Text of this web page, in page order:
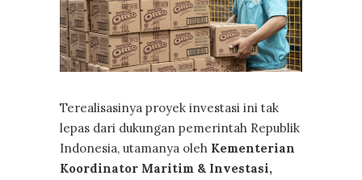
Terealisasinya proyek investasi ini tak
lepas dari dukungan pemerintah Republik
Indonesia, utamanya oleh Kementerian
Koordinator Maritim & Investasi,